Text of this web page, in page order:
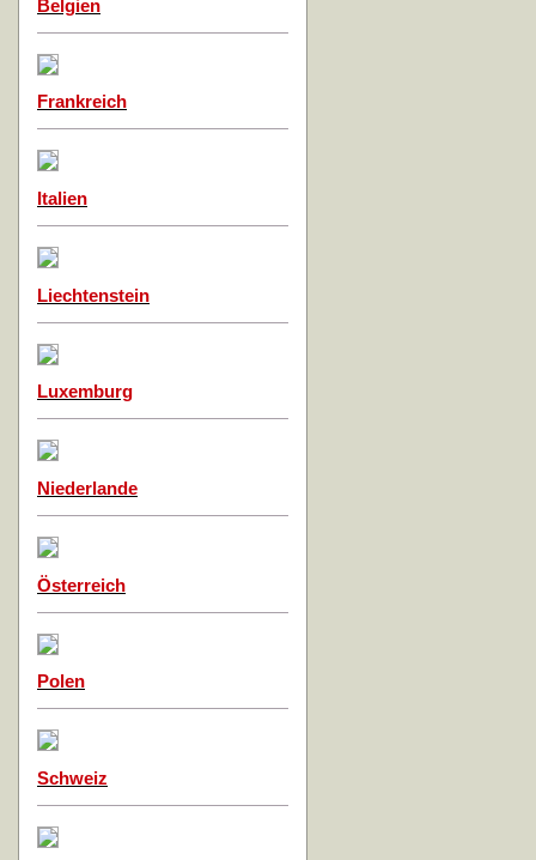
Belgien
Frankreich
Italien
Liechtenstein
Luxemburg
Niederlande
Österreich
Polen
Schweiz